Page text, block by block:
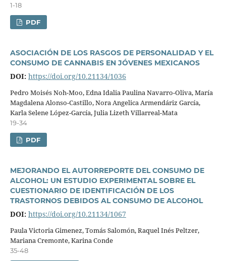
1-18
PDF
ASOCIACIÓN DE LOS RASGOS DE PERSONALIDAD Y EL
CONSUMO DE CANNABIS EN JÓVENES MEXICANOS
DOI: https://doi.org/10.21134/1036
Pedro Moisés Noh-Moo, Edna Idalia Paulina Navarro-Oliva, Marí­a
Magdalena Alonso-Castillo, Nora Angelica Armendáriz Garcí­a,
Karla Selene López-Garcí­a, Julia Lizeth Villarreal-Mata
19-34
PDF
MEJORANDO EL AUTORREPORTE DEL CONSUMO DE
ALCOHOL: UN ESTUDIO EXPERIMENTAL SOBRE EL
CUESTIONARIO DE IDENTIFICACIÓN DE LOS
TRASTORNOS DEBIDOS AL CONSUMO DE ALCOHOL
DOI: https://doi.org/10.21134/1067
Paula Victoria Gimenez, Tomás Salomón, Raquel Inés Peltzer,
Mariana Cremonte, Karina Conde
35-48